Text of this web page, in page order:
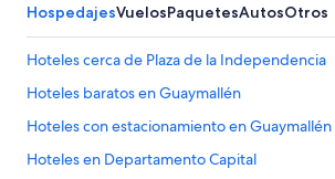
HospedajesVuelosPaquetesAutosOtros
Hoteles cerca de Plaza de la Independencia
Hoteles baratos en Guaymallén
Hoteles con estacionamiento en Guaymallén
Hoteles en Departamento Capital